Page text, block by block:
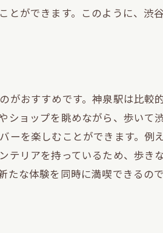
き
の楽しみ
験
む
び
ができます。このように、渋
おすすめです。神泉駅は比較
ョップを眺めながら、歩いて
を楽しむことができます。例
リアを持っているため、歩き
な体験を同時に満喫できるので